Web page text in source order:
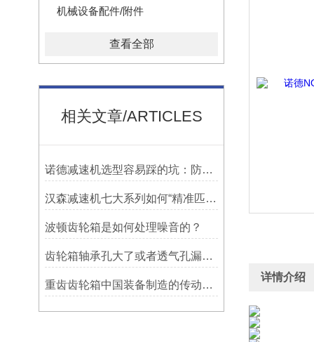
机械设备配件/附件
查看全部
相关文章/ARTICLES
诺德减速机选型容易踩的坑：防水等级选低了，户外用半年就废
汉森减速机七大系列如何“精准匹配”应用场景
波顿齿轮箱是如何处理噪音的？
齿轮箱轴承孔大了或者透气孔漏油要怎么处理？
重齿齿轮箱中国装备制造的传动脊梁
详情介绍